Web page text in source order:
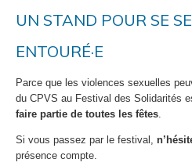
UN STAND POUR SE
ENTOURÉ·E
Parce que les violences sexuelles
du CPVS au Festival des Solidarités
faire partie de toutes les fêtes
Si vous passez par le festival,
présence compte.